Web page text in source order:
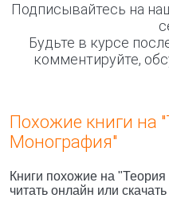
Подписывайтесь на
Будьте в курсе
комментируйте,
Похожие книги на
Монография"
Книги похожие на
читать онлайн или